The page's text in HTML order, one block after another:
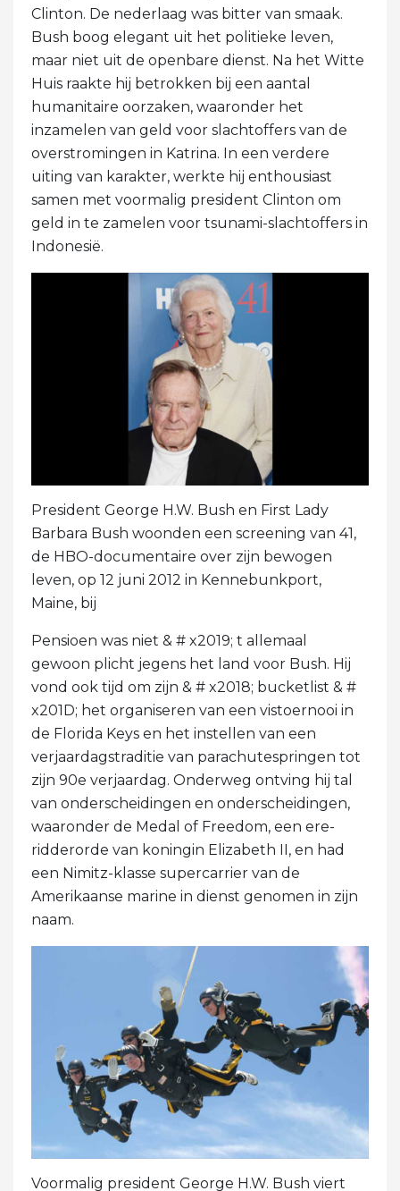
Clinton. De nederlaag was bitter van smaak.
Bush boog elegant uit het politieke leven,
maar niet uit de openbare dienst. Na het Witte
Huis raakte hij betrokken bij een aantal
humanitaire oorzaken, waaronder het
inzamelen van geld voor slachtoffers van de
overstromingen in Katrina. In een verdere
uiting van karakter, werkte hij enthousiast
samen met voormalig president Clinton om
geld in te zamelen voor tsunami-slachtoffers in
Indonesië.
President George H.W. Bush en First Lady
Barbara Bush woonden een screening van 41,
de HBO-documentaire over zijn bewogen
leven, op 12 juni 2012 in Kennebunkport,
Maine, bij
Pensioen was niet & # x2019; t allemaal
gewoon plicht jegens het land voor Bush. Hij
vond ook tijd om zijn & # x2018; bucketlist & #
x201D; het organiseren van een vistoernooi in
de Florida Keys en het instellen van een
verjaardagstraditie van parachutespringen tot
zijn 90e verjaardag. Onderweg ontving hij tal
van onderscheidingen en onderscheidingen,
waaronder de Medal of Freedom, een ere-
ridderorde van koningin Elizabeth II, en had
een Nimitz-klasse supercarrier van de
Amerikaanse marine in dienst genomen in zijn
naam.
Voormalig president George H.W. Bush viert